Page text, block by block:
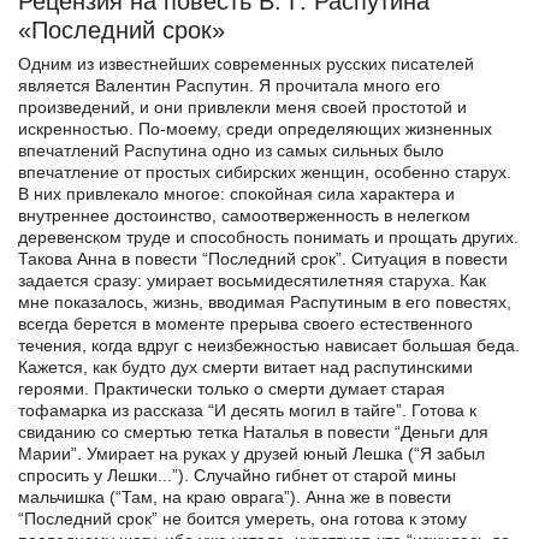
«Последний срок»
Одним из известнейших современных русских писателей
является Валентин Распутин. Я прочитала много его
произведений, и они привлекли меня своей простотой и
искренностью. По-моему, среди определяющих жизненных
впечатлений Распутина одно из самых сильных было
впечатление от простых сибирских женщин, особенно старух.
В них привлекало многое: спокойная сила характера и
внутреннее достоинство, самоотверженность в нелегком
деревенском труде и способность понимать и прощать других.
Такова Анна в повести “Последний срок”. Ситуация в повести
задается сразу: умирает восьмидесятилетняя старуха. Как
мне показалось, жизнь, вводимая Распутиным в его повестях,
всегда берется в моменте прерыва своего естественного
течения, когда вдруг с неизбежностью нависает большая беда.
Кажется, как будто дух смерти витает над распутинскими
героями. Практически только о смерти думает старая
тофамарка из рассказа “И десять могил в тайге”. Готова к
свиданию со смертью тетка Наталья в повести “Деньги для
Марии”. Умирает на руках у друзей юный Лешка (“Я забыл
спросить у Лешки...”). Случайно гибнет от старой мины
мальчишка (“Там, на краю оврага”). Анна же в повести
“Последний срок” не боится умереть, она готова к этому